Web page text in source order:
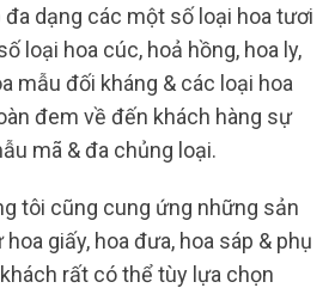
dạng các một số loại hoa tươi
loại hoa cúc, hoả hồng, hoa ly,
mẫu đối kháng & các loại hoa
đem về đến khách hàng sự
mã & đa chủng loại.
tôi cũng cung ứng những sản
giấy, hoa đưa, hoa sáp & phụ
rất có thể tùy lựa chọn